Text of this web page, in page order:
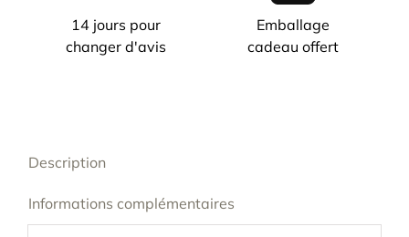
14 jours pour
changer d'avis
Emballage
cadeau offert
Description
Informations complémentaires